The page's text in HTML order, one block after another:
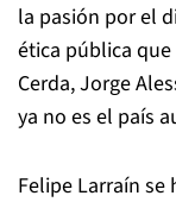
la pasión por el
ética pública
Cerda, Jorge
ya no es el país
Felipe Larraín